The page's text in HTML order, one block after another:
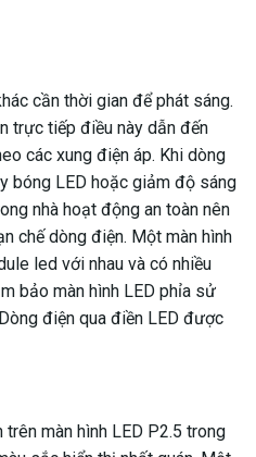
cần thời gian để phát sáng.
trực tiếp điều này dẫn đến
các xung điện áp. Khi dòng
bóng LED hoặc giảm độ sáng
nhà hoạt động an toàn nên
chế dòng điện. Một màn hình
led với nhau và có nhiều
bảo màn hình LED phỉa sử
điện qua điền LED được
màn hình LED P2.5 trong